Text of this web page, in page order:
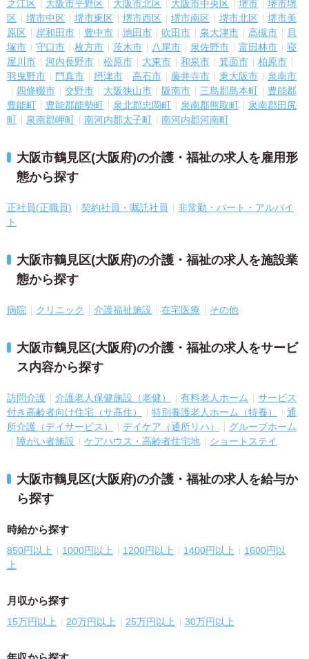
之江区
大阪市平野区 大阪市北区 大阪市中央区 堺市
堺市堺
区
堺市中区 堺市東区 堺市西区 堺市南区 堺市北区
堺市美
原区
岸和田市 豊中市 池田市 吹田市 泉大津市 高槻市
貝
塚市
守口市 枚方市 茨木市 八尾市 泉佐野市 富田林市
寝
屋川市
河内長野市 松原市 大東市 和泉市 箕面市
柏原市
羽曳野市
門真市 摂津市 高石市 藤井寺市 東大阪市
泉南市
四條畷市
交野市 大阪狭山市 阪南市 三島郡島本町
豊能郡
豊能町
豊能郡能勢町 泉北郡忠岡町 泉南郡熊取町
泉南郡田尻
町
泉南郡岬町 南河内郡太子町 南河内郡河南町
大阪市鶴見区(大阪府)の介護・福祉の求人を雇用形
態から探す
正社員(正職員) 契約社員・嘱託社員
非常勤・パート・アルバイ
ト
大阪市鶴見区(大阪府)の介護・福祉の求人を施設業
態から探す
病院 クリニック 介護福祉施設 在宅医療 その他
大阪市鶴見区(大阪府)の介護・福祉の求人をサービ
ス内容から探す
訪問介護 介護老人保健施設（老健） 有料老人ホーム
サービス
付き高齢者向け住宅（サ高住）
特別養護老人ホーム（特養）
通
所介護（デイサービス）
デイケア（通所リハ）
グループホーム
障がい者施設
ケアハウス・高齢者住宅地 ショートステイ
大阪市鶴見区(大阪府)の介護・福祉の求人を給与か
ら探す
時給から探す
850円以上 1000円以上 1200円以上 1400円以上
1600円以
上
月収から探す
15万円以上 20万円以上 25万円以上 30万円以上